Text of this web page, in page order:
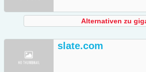
Alternativen zu
slate.com